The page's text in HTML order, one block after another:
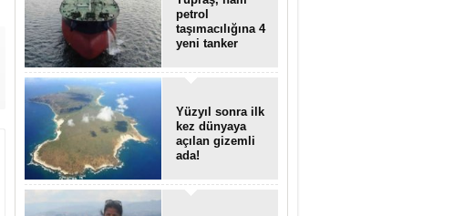
petrol
taşımacılığına 4
yeni tanker
Yüzyıl sonra ilk
kez dünyaya
açılan gizemli
ada!